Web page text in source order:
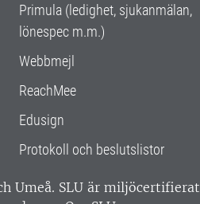
Primula (ledighet, sjukanmälan,
lönespec m.m.)
Webbmejl
ReachMee
Edusign
Protokoll och beslutslistor
Umeå. SLU är miljöcertifierat